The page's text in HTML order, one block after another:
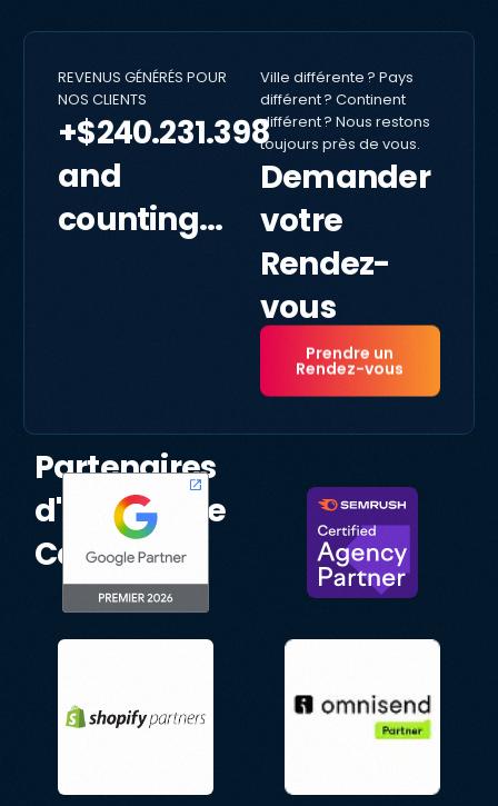
Ville différente ? Pays
différent ? Continent
différent ? Nous restons
toujours près de vous.
Demander
votre
Rendez-
vous
Prendre un
Rendez-vous
REVENUS GÉNÉRÉS POUR
NOS CLIENTS
+$240.231.398
and
counting...
Partenaires
d'Excellence
Certifiés